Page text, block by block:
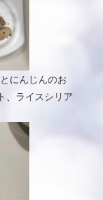
にんじんのお
、ライスシリア